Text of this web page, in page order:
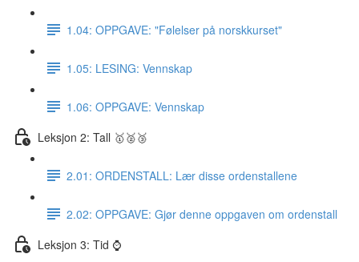
1.04: OPPGAVE: "Følelser på norskkurset"
1.05: LESING: Vennskap
1.06: OPPGAVE: Vennskap
Leksjon 2: Tall 🥇🥈🥉
2.01: ORDENSTALL: Lær disse ordenstallene
2.02: OPPGAVE: Gjør denne oppgaven om ordenstall
Leksjon 3: Tid ⌚️